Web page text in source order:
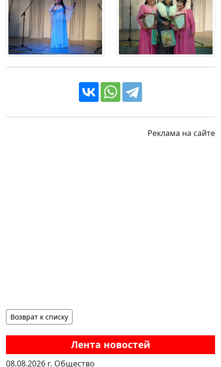
Лента новостей
08.08.2026 г. Общество
Реклама на сайте
Возврат к списку